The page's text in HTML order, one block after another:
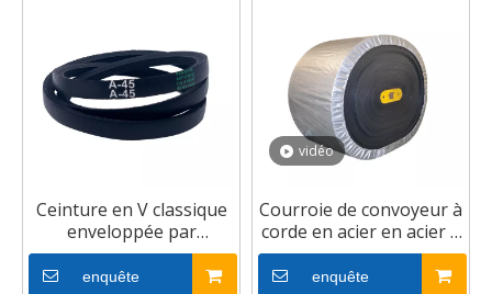
Ceinture en V classique
enveloppée par
l'industrie de vente
chaude de haute qualité
enquête
vidéo
Courroie de convoyeur à
corde en acier en acier à
haute résistance à haute
résistance
enquête